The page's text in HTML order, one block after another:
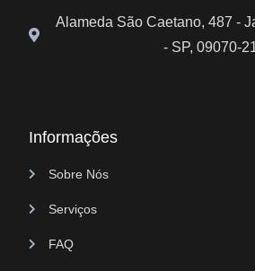
Informações
Sobre Nós
Serviços
FAQ
Alameda São Caetano, 487 -
- SP, 09070-